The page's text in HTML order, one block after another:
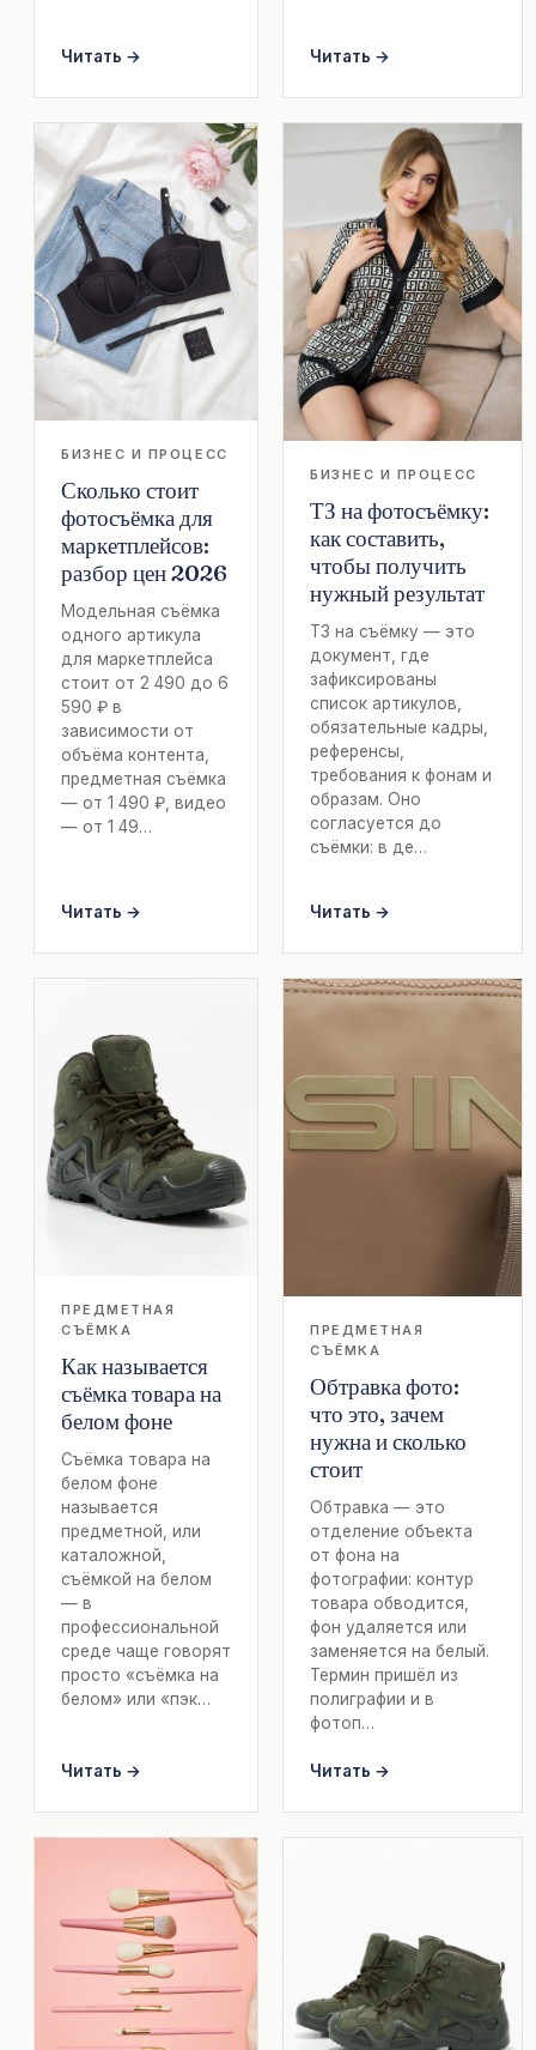
Читать → Читать →
БИЗНЕС И ПРОЦЕСС
Сколько стоит
фотосъёмка для
маркетплейсов:
разбор цен 2026
Модельная съёмка
одного артикула
для маркетплейса
стоит от 2 490 до 6
590 ₽ в
зависимости от
объёма контента,
предметная съёмка
— от 1 490 ₽, видео
— от 1 49…
Читать →
БИЗНЕС И ПРОЦЕСС
ТЗ на фотосъёмку:
как составить,
чтобы получить
нужный результат
ТЗ на съёмку — это
документ, где
зафиксированы
список артикулов,
обязательные кадры,
референсы,
требования к фонам и
образам. Оно
согласуется до
съёмки: в де…
Читать →
ПРЕДМЕТНАЯ
СЪЁМКА
Как называется
съёмка товара на
белом фоне
Съёмка товара на
белом фоне
называется
предметной, или
каталожной,
съёмкой на белом
— в
профессиональной
среде чаще говорят
просто «съёмка на
белом» или «пэк…
Читать →
ПРЕДМЕТНАЯ
СЪЁМКА
Обтравка фото:
что это, зачем
нужна и сколько
стоит
Обтравка — это
отделение объекта
от фона на
фотографии: контур
товара обводится,
фон удаляется или
заменяется на белый.
Термин пришёл из
полиграфии и в
фотоп…
Читать →